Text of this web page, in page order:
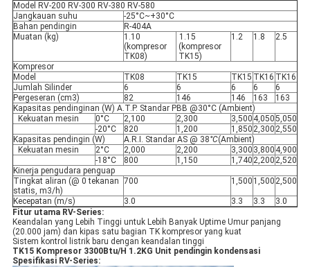
Model RV-200 RV-300 RV-380 RV-580
Jangkauan suhu
-25°C~+30°C
Bahan pendingin
R-404A
Muatan (kg)
1.10
(kompresor
TK08)
1.15
(kompresor
TK15)
1.2 1.8 2.5
Kompresor
Model
TK08 TK15 TK15 TK16 TK16
Jumlah Silinder
6 6 6 6
6
Pergeseran (cm3)
82 146 146 163
163
Kapasitas pendinginan (W) A.T.P. Standar PBB @30°C (Ambient)
Kekuatan mesin
0°C 2,100 2,300 3,500 4,0505,050
-20°C
820 1,200 1,8502,3002,550
Kapasitas pendingin (W)
A.R.I. Standar AS @ 38°C(Ambient)
Kekuatan mesin
2°C 2,000 2,200 3,300 3,800 4,900
-18°C
800 1,150 1,7402,2002,520
Kinerja pengudara penguap
Tingkat aliran (@ 0 tekanan
statis, m3/h)
700 1,500 1,5002,500
Kecepatan (m/s) 3.0 3.3 3.3
3.0
Fitur utama RV-Series:
Keandalan yang Lebih Tinggi untuk Lebih Banyak Uptime Umur panjang
(20.000 jam) dan kipas satu bagian TK kompresor yang kuat
Sistem kontrol listrik baru dengan keandalan tinggi
TK15 Kompresor 3300Btu/H 1.2KG Unit pendingin kondensasi
Spesifikasi RV-Series: